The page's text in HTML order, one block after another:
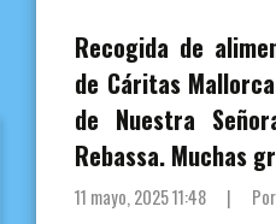
Recogida de
de Cáritas
de Nuestra
Rebassa. Muchas
11 mayo, 2025 11:48 | Por